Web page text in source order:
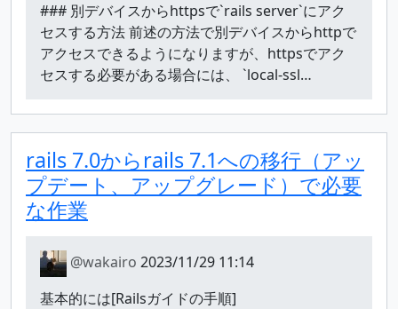
### 別デバイスからhttpsで`rails server`にアク
セスする方法 前述の方法で別デバイスからhttpで
アクセスできるようになりますが、httpsでアク
セスする必要がある場合には、 `local-ssl…
rails 7.0からrails 7.1への移行（アッ
プデート、アップグレード）で必要
な作業
@wakairo 2023/11/29 11:14
基本的には[Railsガイドの手順]